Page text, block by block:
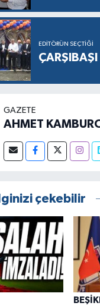
EDITÖRÜN SEÇTIĞI
GAZETE
AHMET
çekebilir